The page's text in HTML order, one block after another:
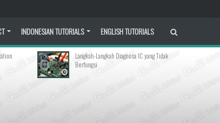
INDONESIAN TUTORIALS ENGLISH TUTORIALS
Langkah-Langkah Diagnosa IC yang Tidak
Berfungsi